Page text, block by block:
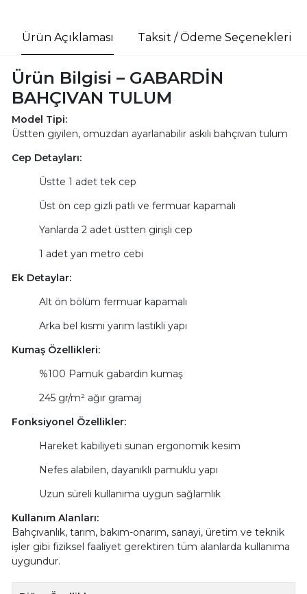
Ürün Açıklaması Taksit / Ödeme Seçenekleri
Ürün Bilgisi – GABARDİN
BAHÇIVAN TULUM
Model Tipi:
Üstten giyilen, omuzdan ayarlanabilir askılı bahçıvan tulum
Cep Detayları:
Üstte 1 adet tek cep
Üst ön cep gizli patlı ve fermuar kapamalı
Yanlarda 2 adet üstten girişli cep
1 adet yan metro cebi
Ek Detaylar:
Alt ön bölüm fermuar kapamalı
Arka bel kısmı yarım lastikli yapı
Kumaş Özellikleri:
%100 Pamuk gabardin kumaş
245 gr/m² ağır gramaj
Fonksiyonel Özellikler:
Hareket kabiliyeti sunan ergonomik kesim
Nefes alabilen, dayanıklı pamuklu yapı
Uzun süreli kullanıma uygun sağlamlık
Kullanım Alanları:
Bahçıvanlık, tarım, bakım-onarım, sanayi, üretim ve teknik
işler gibi fiziksel faaliyet gerektiren tüm alanlarda kullanıma
uygundur.